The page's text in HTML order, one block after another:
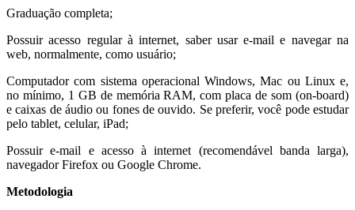
Graduação completa;
Possuir acesso regular à internet, saber usar e-mail e navegar na
web, normalmente, como usuário;
Computador com sistema operacional Windows, Mac ou Linux e,
no mínimo, 1 GB de memória RAM, com placa de som (on-board)
e caixas de áudio ou fones de ouvido. Se preferir, você pode estudar
pelo tablet, celular, iPad;
Possuir e-mail e acesso à internet (recomendável banda larga),
navegador Firefox ou Google Chrome.
Metodologia